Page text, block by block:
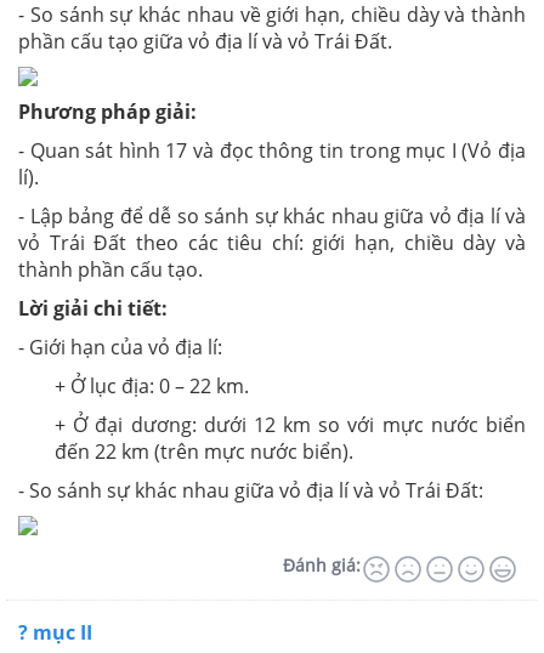
- So sánh sự khác nhau về giới hạn, chiều dày và thành
phần cấu tạo giữa vỏ địa lí và vỏ Trái Đất.
Phương pháp giải:
- Quan sát hình 17 và đọc thông tin trong mục I (Vỏ địa
lí).
- Lập bảng để dễ so sánh sự khác nhau giữa vỏ địa lí và
vỏ Trái Đất theo các tiêu chí: giới hạn, chiều dày và
thành phần cấu tạo.
Lời giải chi tiết:
- Giới hạn của vỏ địa lí:
+ Ở lục địa: 0 – 22 km.
+ Ở đại dương: dưới 12 km so với mực nước biển
đến 22 km (trên mực nước biển).
- So sánh sự khác nhau giữa vỏ địa lí và vỏ Trái Đất:
Đánh giá:
? mục II